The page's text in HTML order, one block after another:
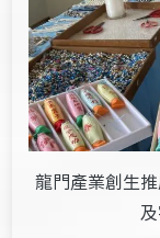
龍門產業創生